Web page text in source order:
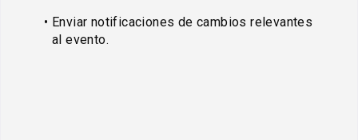
Enviar notificaciones de cambios relevantes
al evento.